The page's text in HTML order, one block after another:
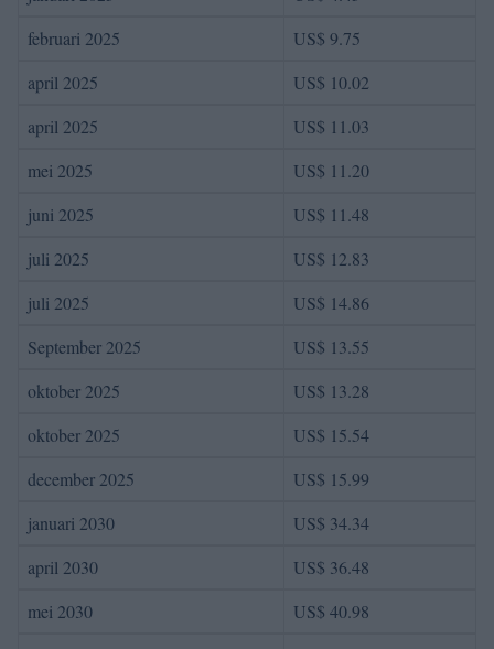
februari 2025
US$ 9.75
april 2025
US$ 10.02
april 2025
US$ 11.03
mei 2025
US$ 11.20
juni 2025
US$ 11.48
juli 2025
US$ 12.83
juli 2025
US$ 14.86
September 2025
US$ 13.55
oktober 2025
US$ 13.28
oktober 2025
US$ 15.54
december 2025
US$ 15.99
januari 2030
US$ 34.34
april 2030
US$ 36.48
mei 2030
US$ 40.98